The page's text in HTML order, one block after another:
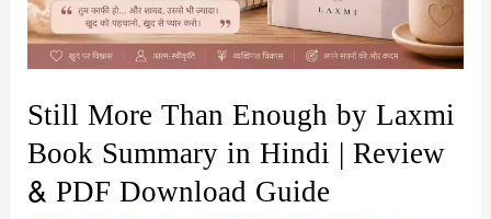
Download
Guide
Still More Than Enough by Laxmi
Book Summary in Hindi | Review
& PDF Download Guide